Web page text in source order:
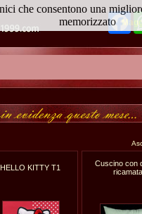
HELLO KITTY T1
Cuscino con
ricamata
che consentono una
memorizzato